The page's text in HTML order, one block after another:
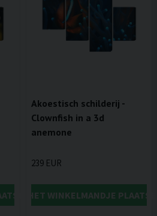
Akoestisch schilderij -
Clownfish in a 3d
anemone
239 EUR
IN HET WINKELMANDJE